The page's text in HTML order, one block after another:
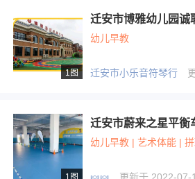
1图
迁安市博雅幼儿园诚
幼儿早教
迁安市小乐音符琴行
1图
迁安市蔚来之星平衡
幼儿早教 | 艺术体能 |